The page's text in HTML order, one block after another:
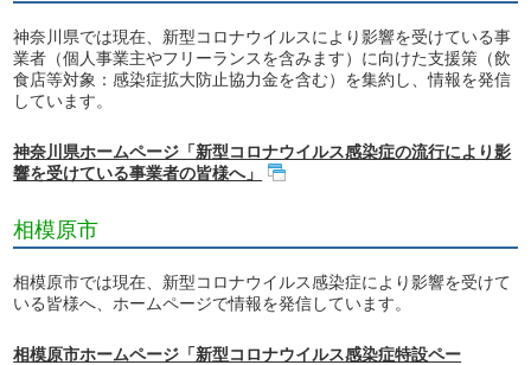
神奈川県では現在、新型コロナウイルスにより影響を受けている事
業者（個人事業主やフリーランスを含みます）に向けた支援策（飲
食店等対象：感染症拡大防止協力金を含む）を集約し、情報を発信
しています。
神奈川県ホームページ「新型コロナウイルス感染症の流行により影
響を受けている事業者の皆様へ」
相模原市
相模原市では現在、新型コロナウイルス感染症により影響を受けて
いる皆様へ、ホームページで情報を発信しています。
相模原市ホームページ「新型コロナウイルス感染症特設ペー